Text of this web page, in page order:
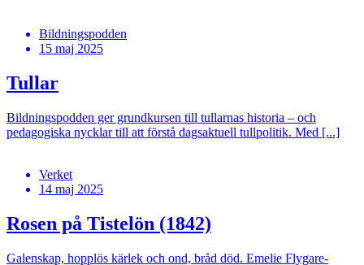
Bildningspodden
15 maj 2025
Tullar
Bildningspodden ger grundkursen till tullarnas historia – och
pedagogiska nycklar till att förstå dagsaktuell tullpolitik. Med [...]
Verket
14 maj 2025
Rosen på Tistelön (1842)
Galenskap, hopplös kärlek och ond, bråd död. Emelie Flygare-